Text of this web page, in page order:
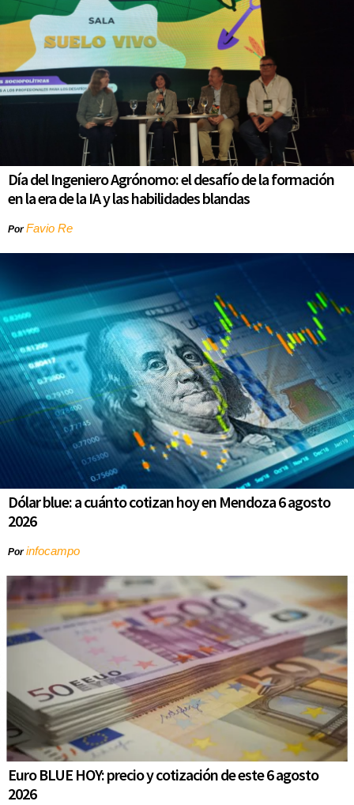
Día del Ingeniero Agrónomo: el desafío de la formación
en la era de la IA y las habilidades blandas
PorFavio Re
Dólar blue: a cuánto cotizan hoy en Mendoza 6 agosto
2026
Porinfocampo
Euro BLUE HOY: precio y cotización de este 6 agosto
2026